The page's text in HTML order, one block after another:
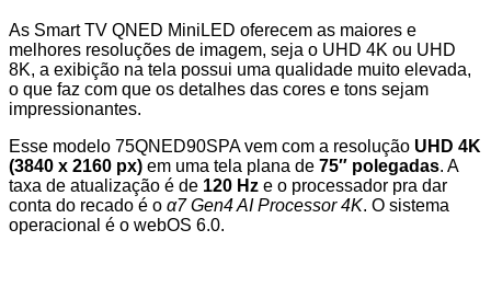
As Smart TV QNED MiniLED oferecem as maiores e
melhores resoluções de imagem, seja o UHD 4K ou UHD
8K, a exibição na tela possui uma qualidade muito elevada,
o que faz com que os detalhes das cores e tons sejam
impressionantes.
Esse modelo 75QNED90SPA vem com a resolução UHD 4K
(3840 x 2160 px) em uma tela plana de 75″ polegadas. A
taxa de atualização é de 120 Hz e o processador pra dar
conta do recado é o α7 Gen4 AI Processor 4K. O sistema
operacional é o webOS 6.0.